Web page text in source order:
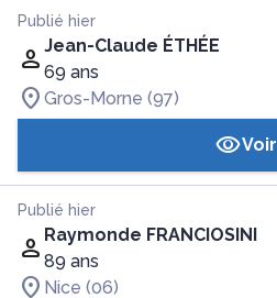
Publié hier
Jean-Claude ÉTHÉE
69 ans
Gros-Morne (97)
Voir
Publié hier
Raymonde FRANCIOSINI
89 ans
Nice (06)